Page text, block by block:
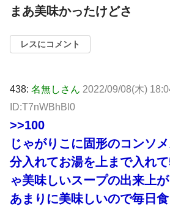
まあ美味かったけどさ
レスにコメント
438: 名無しさん 2022/09/08(木)
ID:T7nWBhBl0
>>100
じゃがりこに固形のコンソ
分入れてお湯を上まで入れ
ゃ美味しいスープの出来上が
あまりに美味しいので毎日